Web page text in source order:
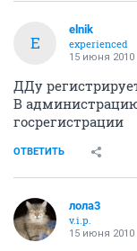
E
elnik
experienced
15 июня 2010
ДДу
В
госрегистрации
ОТВЕТИТЬ
лола3
v.i.p.
15 июня 2010